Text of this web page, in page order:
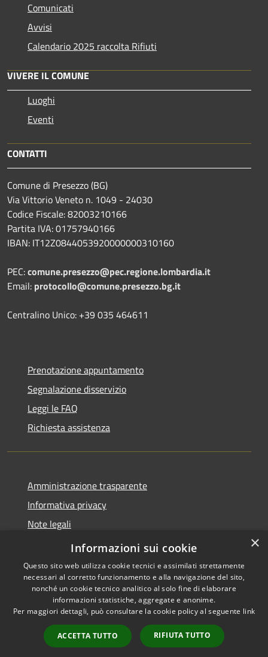
Comunicati
Avvisi
Calendario 2025 raccolta Rifiuti
VIVERE IL COMUNE
Luoghi
Eventi
CONTATTI
Comune di Presezzo (BG)
Via Vittorio Veneto n. 1049 - 24030
Codice Fiscale: 82003210166
Partita IVA: 01757940166
IBAN: IT12Z0844053920000000310160
PEC:comune.presezzo@pec.regione.lombardia.it
Email: protocollo@comune.presezzo.bg.it
Centralino Unico: +39 035 464611
Prenotazione appuntamento
Segnalazione disservizio
Leggi le FAQ
Richiesta assistenza
Amministrazione trasparente
Informativa privacy
Note legali
Dichiarazione di accessibilità
Accessibilità
Copyright © 2026 • Comune di
Presezzo • Powered by
Municipium•
Accesso
redazione
×
Informazioni sui cookie
Questo sito web utilizza cookie tecnici e assimilati strettamente
necessari al corretto funzionamento e alla navigazione del sito,
nonché un cookie tecnico analitico al solo fine di elaborare
informazioni statistiche, aggregate e anonime.
Per maggiori dettagli, può consultare la cookie policy al seguente link
ACCETTA TUTTO RIFIUTA TUTTO